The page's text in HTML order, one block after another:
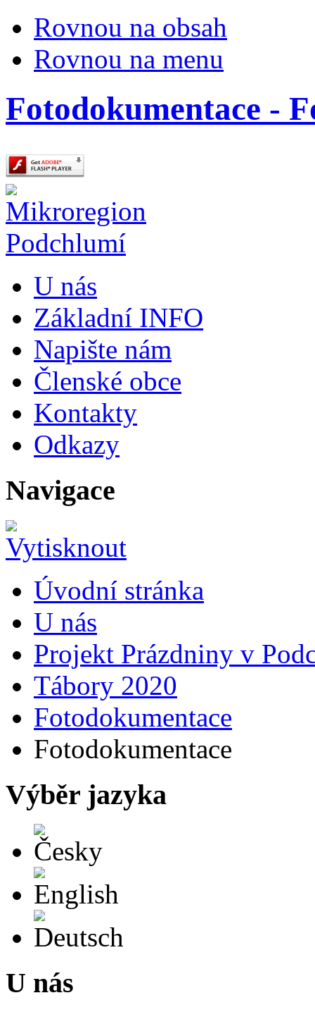
Rovnou na obsah
Rovnou na menu
Fotodokumentace -
U nás
Základní INFO
Napište nám
Členské obce
Kontakty
Odkazy
Navigace
Úvodní stránka
U nás
Projekt Prázdniny v
Tábory 2020
Fotodokumentace
Fotodokumentace
Výběr jazyka
U nás